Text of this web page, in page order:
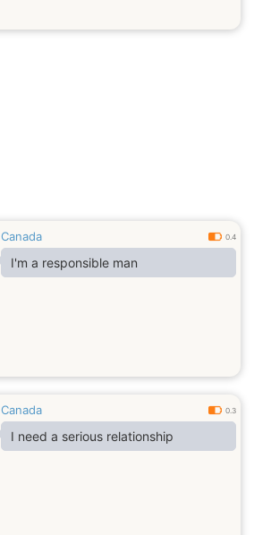
Canada 0.4
I'm a responsible man
Canada 0.3
I need a serious relationship